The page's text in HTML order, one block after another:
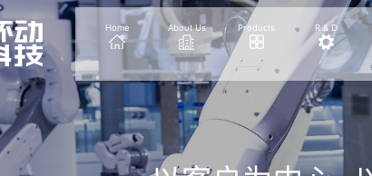
Home About Us Products R & D